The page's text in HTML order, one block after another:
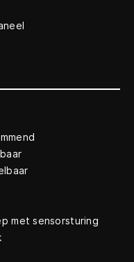
met sensorsturing